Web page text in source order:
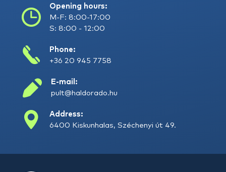
Opening hours:
M-F: 8:00-17:00
S: 8:00 - 12:00
Phone:
+36 20 945 7758
E-mail:
pult@haldorado.hu
Address:
6400 Kiskunhalas, Széchenyi út 49.